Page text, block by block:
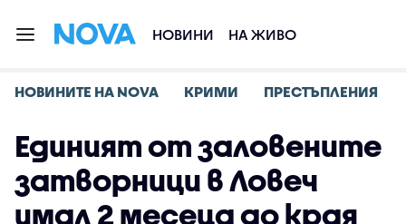
НОВИНИ НА ЖИВО
НОВИНИТЕ НА NOVA КРИМИ ПРЕСТЪПЛЕНИЯ
Единият от заловените
затворници в Ловеч
имал 2 месеца до края